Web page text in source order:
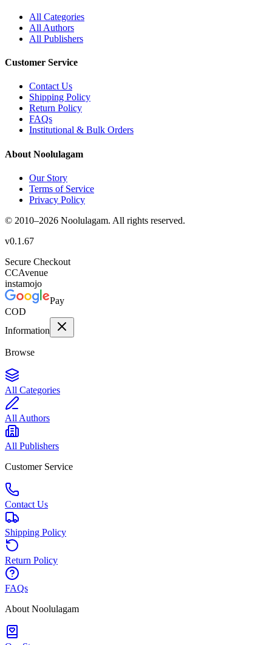
All Categories
All Authors
All Publishers
Customer Service
Contact Us
Shipping Policy
Return Policy
FAQs
Institutional & Bulk Orders
About Noolulagam
Our Story
Terms of Service
Privacy Policy
© 2010–2026 Noolulagam. All rights reserved.
v0.1.67
Secure Checkout
CCAvenue
instamojo
Pay
COD
Information
Browse
All Categories
All Authors
All Publishers
Customer Service
Contact Us
Shipping Policy
Return Policy
FAQs
About Noolulagam